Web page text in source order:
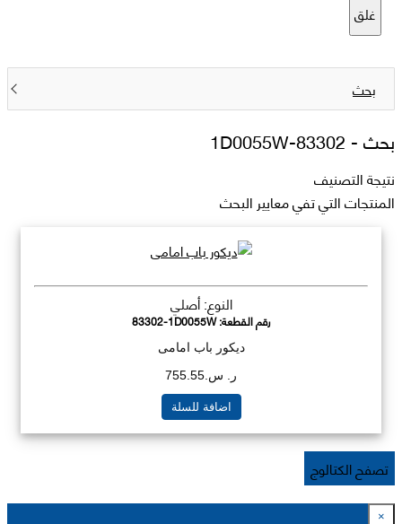
غلق
بحث
بحث - 83302-1D0055W
نتيجة التصنيف
المنتجات التي تفي معايير البحث
النوع: أصلي
رقم القطعة:83302-1D0055W
ديكور باب امامى
ر. س.755.55
اضافة للسلة
تصفح الكتالوج
×